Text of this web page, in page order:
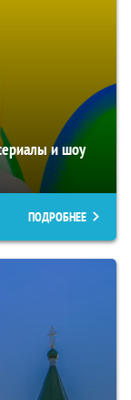
и шоу
ПОДРОБНЕЕ